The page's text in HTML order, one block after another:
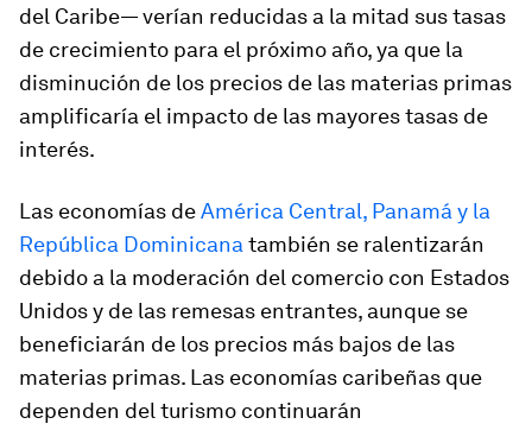
del Caribe— verían reducidas a la mitad sus tasas
de crecimiento para el próximo año, ya que la
disminución de los precios de las materias primas
amplificaría el impacto de las mayores tasas de
interés.
Las economías deAmérica Central, Panamá y la
República Dominicana también se ralentizarán
debido a la moderación del comercio con Estados
Unidos y de las remesas entrantes, aunque se
beneficiarán de los precios más bajos de las
materias primas. Las economías caribeñas que
dependen del turismo continuarán